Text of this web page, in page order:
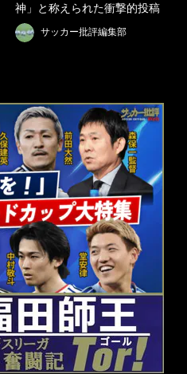
神」と称えられた衝撃的投稿
サッカー批評編集部